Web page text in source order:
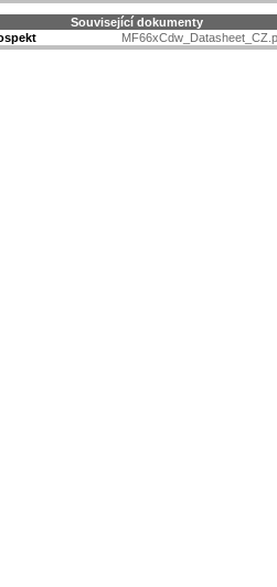
Související dokumenty